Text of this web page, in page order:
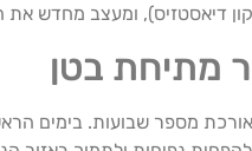
דיאסטזיס), ומעצב מחדש
מתיחת בטן
מספר שבועות. בימים